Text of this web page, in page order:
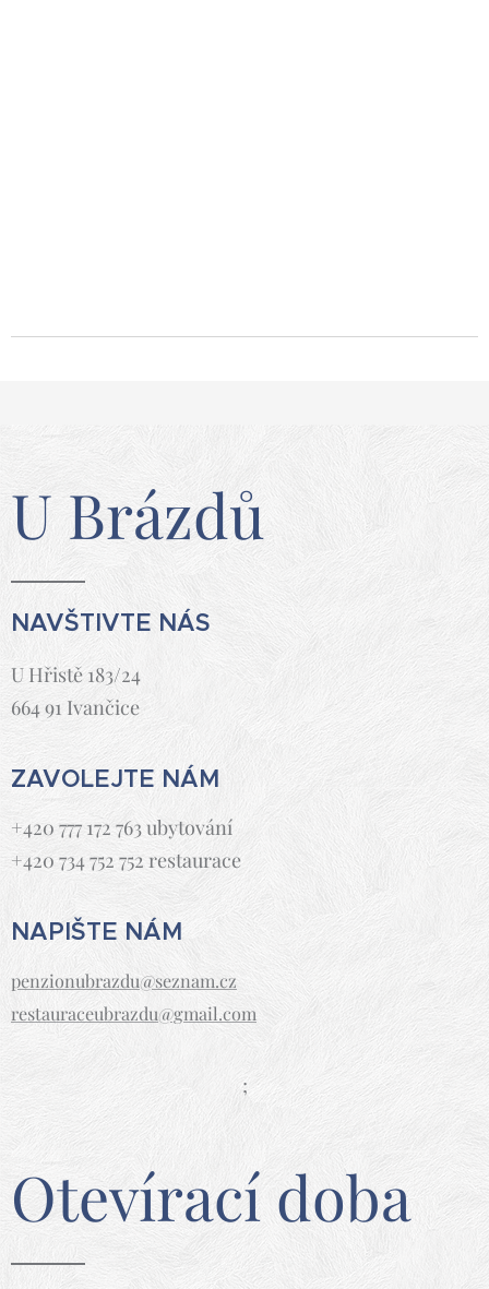
U Brázdů
NAVŠTIVTE NÁS
U Hřistě 183/24
664 91 Ivančice
ZAVOLEJTE NÁM
+420 777 172 763 ubytování
+420 734 752 752 restaurace
NAPIŠTE NÁM
penzionubrazdu@seznam.cz
restauraceubrazdu@gmail.com
;
Otevírací doba